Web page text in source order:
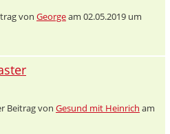
von Georgeam 02.05.2019 um
Beitrag von Gesund mit Heinrich am